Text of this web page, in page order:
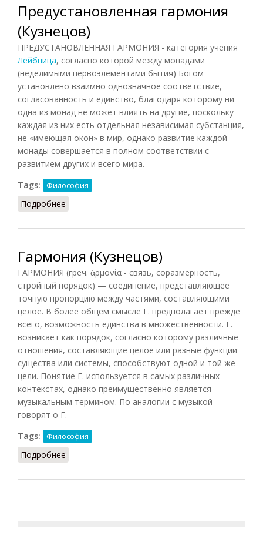
Предустановленная гармония
(Кузнецов)
ПРЕДУСТАНОВЛЕННАЯ ГАРМОНИЯ - категория учения
Лейбница, согласно которой между монадами
(неделимыми первоэлементами бытия) Богом
установлено взаимно однозначное соответствие,
согласованность и единство, благодаря которому ни
одна из монад не может влиять на другие, поскольку
каждая из них есть отдельная независимая субстанция,
не «имеющая окон» в мир, однако развитие каждой
монады совершается в полном соответствии с
развитием других и всего мира.
Tags:
Философия
Подробнее
Гармония (Кузнецов)
ГАРМОНИЯ (греч. ἁρμονία - связь, соразмерность,
стройный порядок) — соединение, представляющее
точную пропорцию между частями, составляющими
целое. В более общем смысле Г. предполагает прежде
всего, возможность единства в множественности. Г.
возникает как порядок, согласно которому различные
отношения, составляющие целое или разные функции
существа или системы, способствуют одной и той же
цели. Понятие Г. используется в самых различных
контекстах, однако преимущественно является
музыкальным термином. По аналогии с музыкой
говорят о Г.
Tags:
Философия
Подробнее